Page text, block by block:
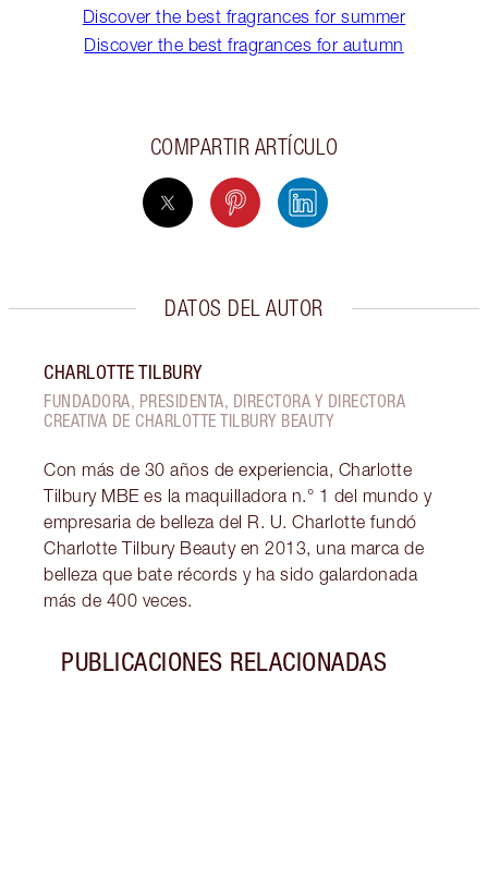
Discover the best fragrances for summer
Discover the best fragrances for autumn
COMPARTIR ARTÍCULO
DATOS DEL AUTOR
CHARLOTTE TILBURY
FUNDADORA, PRESIDENTA, DIRECTORA Y DIRECTORA
CREATIVA DE CHARLOTTE TILBURY BEAUTY
Con más de 30 años de experiencia, Charlotte
Tilbury MBE es la maquilladora n.° 1 del mundo y
empresaria de belleza del R. U. Charlotte fundó
Charlotte Tilbury Beauty en 2013, una marca de
belleza que bate récords y ha sido galardonada
más de 400 veces.
PUBLICACIONES RELACIONADAS